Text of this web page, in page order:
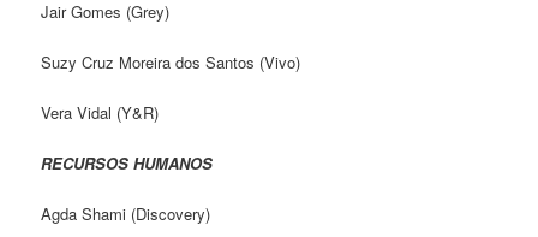
Jair Gomes (Grey)
Suzy Cruz Moreira dos Santos (Vivo)
Vera Vidal (Y&R)
RECURSOS HUMANOS
Agda Shami (Discovery)